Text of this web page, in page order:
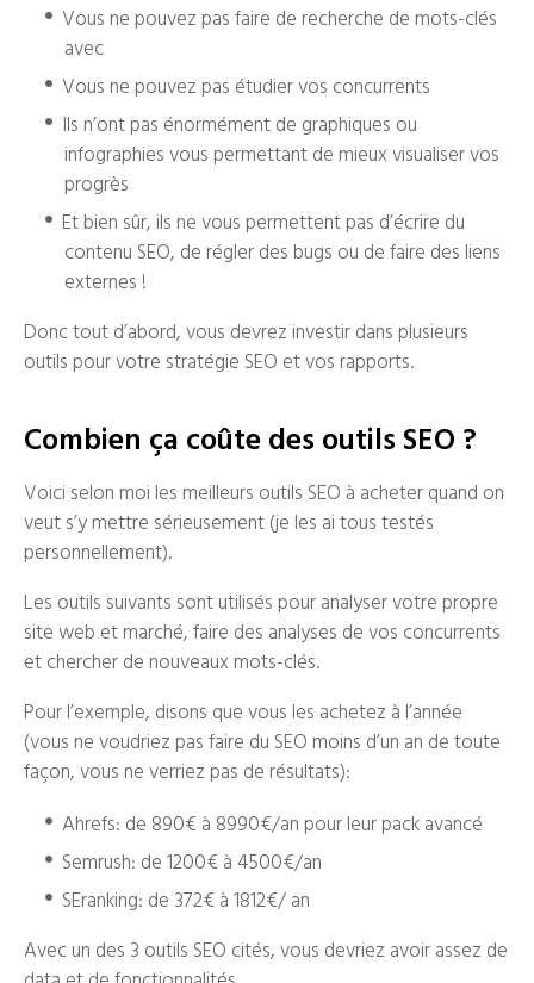
Vous ne pouvez pas faire de recherche de mots-clés
avec
Vous ne pouvez pas étudier vos concurrents
Ils n’ont pas énormément de graphiques ou
infographies vous permettant de mieux visualiser vos
progrès
Et bien sûr, ils ne vous permettent pas d’écrire du
contenu SEO, de régler des bugs ou de faire des liens
externes !
Donc tout d’abord, vous devrez investir dans plusieurs
outils pour votre stratégie SEO et vos rapports.
Combien ça coûte des outils SEO ?
Voici selon moi les meilleurs outils SEO à acheter quand on
veut s’y mettre sérieusement (je les ai tous testés
personnellement).
Les outils suivants sont utilisés pour analyser votre propre
site web et marché, faire des analyses de vos concurrents
et chercher de nouveaux mots-clés.
Pour l’exemple, disons que vous les achetez à l’année
(vous ne voudriez pas faire du SEO moins d’un an de toute
façon, vous ne verriez pas de résultats):
Ahrefs: de 890€ à 8990€/an pour leur pack avancé
Semrush: de 1200€ à 4500€/an
SEranking: de 372€ à 1812€/ an
Avec un des 3 outils SEO cités, vous devriez avoir assez de